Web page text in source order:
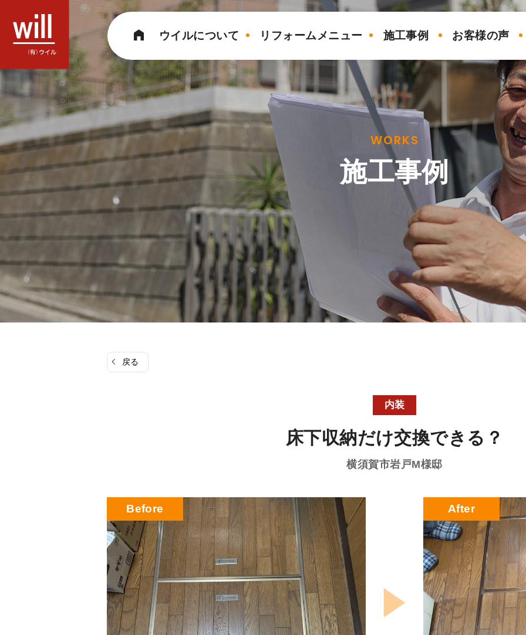
ン
ツ
ス
キ
ッ
ウイルについて リフォームメニュー 施工事例 お客様の声
WORKS
施工事例
戻る
内装
床下収納だけ交換できる？
横須賀市岩戸M様邸
Before After